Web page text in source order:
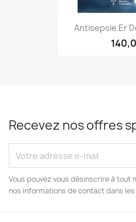
Antisepsie Er
Recevez nos offres
Vous pouvez vous désinscrire à tout
nos informations de contact dans